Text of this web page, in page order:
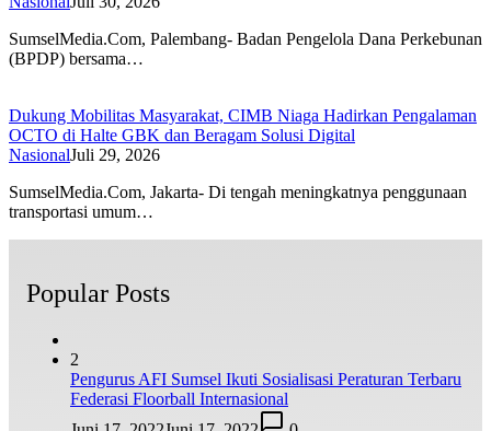
SumselMedia.Com, Palembang- Badan Pengelola Dana Perkebunan
(BPDP) bersama…
Dukung Mobilitas Masyarakat, CIMB Niaga Hadirkan Pengalaman
OCTO di Halte GBK dan Beragam Solusi Digital
NasionalJuli 29, 2026
SumselMedia.Com, Jakarta- Di tengah meningkatnya penggunaan
transportasi umum…
Popular Posts
2
Pengurus AFI Sumsel Ikuti Sosialisasi Peraturan Terbaru
Federasi Floorball Internasional